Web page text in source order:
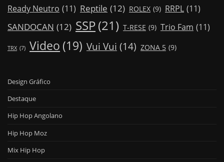
Ready Neutro (11) Reptile (12) ROLEX (9) RRPL (11)
SANDOCAN (12) SSP(21) T-RESE (9) Trio Fam (11)
TRX (7) Video (19) Vui Vui (14) ZONA 5 (9)
Design Gráfico
Destaque
Hip Hop Angolano
Hip Hop Moz
Mix Hip Hop